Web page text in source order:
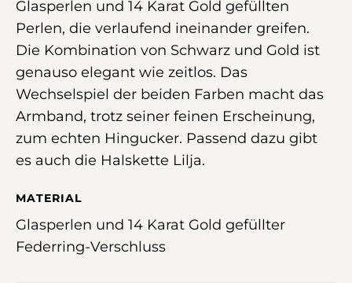
Glasperlen und 14 Karat Gold gefüllten
Perlen, die verlaufend ineinander greifen.
Die Kombination von Schwarz und Gold ist
genauso elegant wie zeitlos. Das
Wechselspiel der beiden Farben macht das
Armband, trotz seiner feinen Erscheinung,
zum echten Hingucker. Passend dazu gibt
es auch die Halskette Lilja.
MATERIAL
Glasperlen und 14 Karat Gold gefüllter
Federring-Verschluss